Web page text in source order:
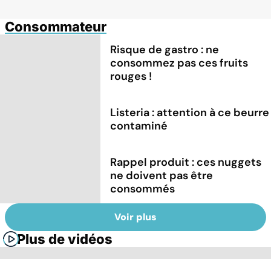
Consommateur
Risque de gastro : ne
consommez pas ces fruits
rouges !
Listeria : attention à ce beurre
contaminé
Rappel produit : ces nuggets
ne doivent pas être
consommés
Voir plus
Plus de vidéos